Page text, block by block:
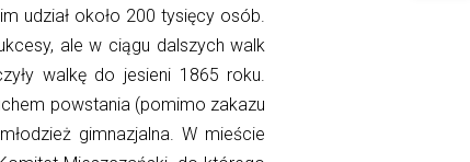
udział około 200 tysięcy osób.
ale w ciągu dalszych walk
walkę do jesieni 1865 roku.
powstania (pomimo zakazu
gimnazjalna. W mieście